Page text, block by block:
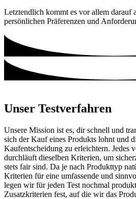
Letztendlich kommt es vor allem darauf
persönlichen Präferenzen und
Unser Testverfahren
Unsere Mission ist es, dir schnell und
sich der Kauf eines Produkts lohnt und
Kaufentscheidung zu erleichtern. Jedes
durchläuft dieselben Kriterien, um
stets fair sind. Da je nach Produkttyp
Kriterien für eine umfassende und
legen wir für jeden Test nochmal
Zusatzkriterien fest, auf die wir das